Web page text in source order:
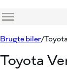
Menu
Brugte biler
Toyota